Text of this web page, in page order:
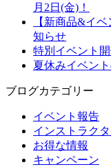
月2日(金)！
【新商品&イ
知らせ
特別イベント
夏休みイベン
ブログカテゴリー
イベント報告
インストラク
お得な情報
キャンペーン